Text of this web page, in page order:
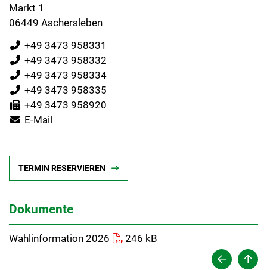
Markt 1
06449 Aschersleben
+49 3473 958331
+49 3473 958332
+49 3473 958334
+49 3473 958335
+49 3473 958920
E-Mail
TERMIN RESERVIEREN
Dokumente
Wahlinformation 2026 246 kB